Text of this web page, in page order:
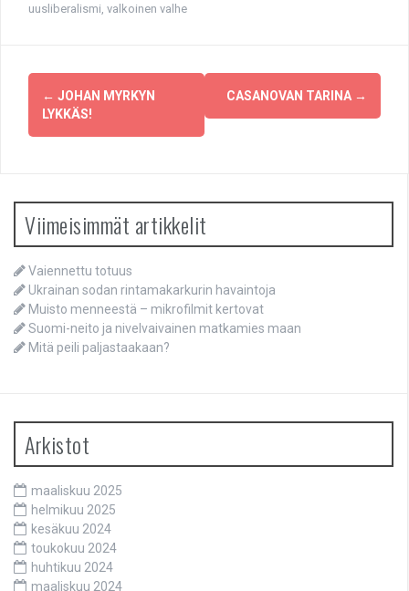
uusliberalismi valkoinen valhe
Post
navigation
← JOHAN MYRKYN
LYKKÄS!
CASANOVAN TARINA →
Viimeisimmät artikkelit
Vaiennettu totuus
Ukrainan sodan rintamakarkurin havaintoja
Muisto menneestä – mikrofilmit kertovat
Suomi-neito ja nivelvaivainen matkamies maan
Mitä peili paljastaakaan?
Arkistot
maaliskuu 2025
helmikuu 2025
kesäkuu 2024
toukokuu 2024
huhtikuu 2024
maaliskuu 2024